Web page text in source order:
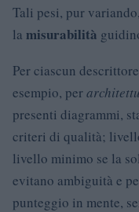
Tali pesi, pur
la misurabilità
Per ciascun
esempio, per
presenti diagrammi,
criteri di qualità;
livello minimo se la
evitano ambiguità e
punteggio in mente,